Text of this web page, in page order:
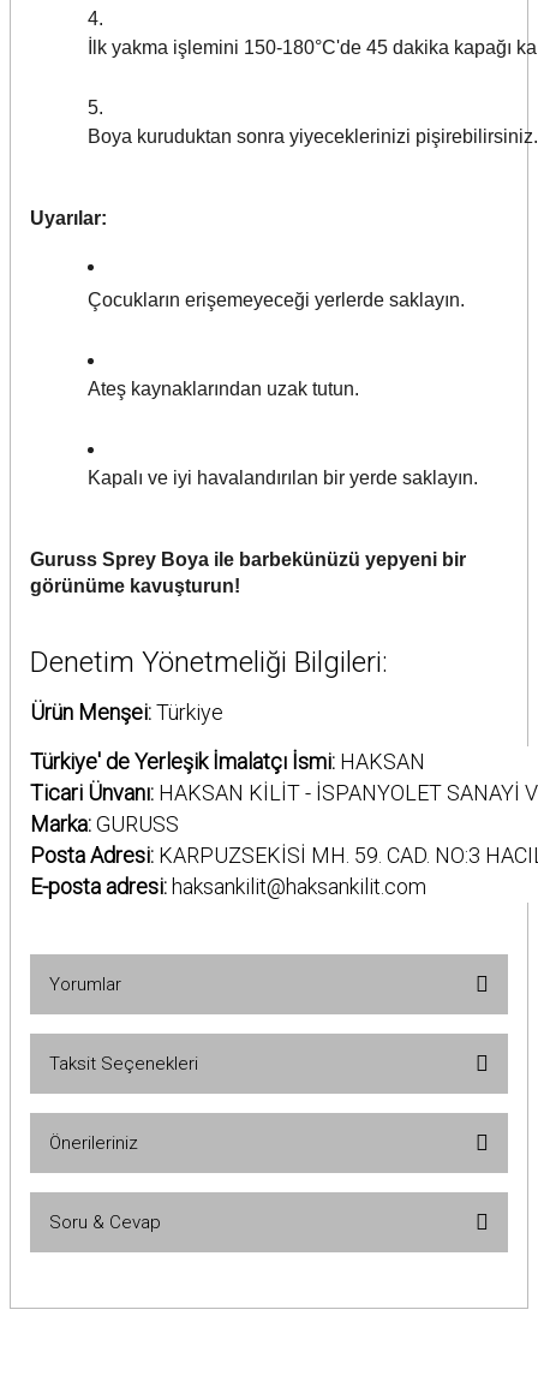
İlk yakma işlemini 150-180°C'de 45 dakika kapağı
Boya kuruduktan sonra yiyeceklerinizi pişirebilirsiniz.
Uyarılar:
Çocukların erişemeyeceği yerlerde saklayın.
Ateş kaynaklarından uzak tutun.
Kapalı ve iyi havalandırılan bir yerde saklayın.
Guruss Sprey Boya ile barbekünüzü yepyeni bir
görünüme kavuşturun!
Denetim Yönetmeliği Bilgileri:
Ürün Menşei:Türkiye
Türkiye' de Yerleşik İmalatçı İsmi: HAKSAN
Ticari Ünvanı: HAKSAN KİLİT - İSPANYOLET SANAYİ
Marka:GURUSS
Posta Adresi: KARPUZSEKİSİ MH. 59. CAD. NO:3
E-posta adresi: haksankilit@haksankilit.com
Yorumlar
Taksit Seçenekleri
Önerileriniz
konularda yetersiz gördüğünüz noktaları öneri formunu kullanarak
Soru & Cevap
orkun özdemir | 02/04/2025